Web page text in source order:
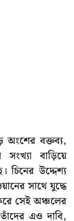
অংশের বক্তব্য,
বাড়িয়ে
চিনের উদ্দেশ্য
সাথে যুদ্ধে
সেই অঞ্চলের
এও দাবি,